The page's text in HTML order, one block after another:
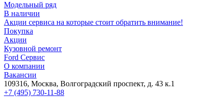
Модельный ряд
В наличии
Акции сервиса на которые стоит обратить внимание!
Покупка
Акции
Кузовной ремонт
Ford Сервис
О компании
Вакансии
109316, Москва, Волгоградский проспект, д. 43 к.1
+7 (495) 730-11-88